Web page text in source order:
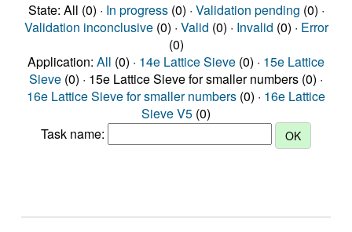
State: All (0) · In progress(0) · Validation pending (0) ·
Validation inconclusive(0) · Valid (0) · Invalid (0) · Error
(0)
Application: All (0) · 14e Lattice Sieve (0) · 15e Lattice
Sieve (0) · 15e Lattice Sieve for smaller numbers (0) ·
16e Lattice Sieve for smaller numbers (0) · 16e Lattice
Sieve V5 (0)
Task name: